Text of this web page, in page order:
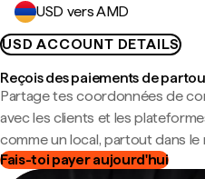
USD vers AMD
USD ACCOUNT DETAILS
Reçois des paiements de
Partage tes coordonnées de
avec les clients et les
comme un local, partout dans le
Fais-toi payer aujourd'hui